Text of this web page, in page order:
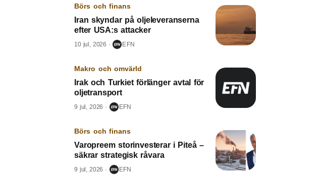
Börs och finans
Iran skyndar på oljeleveranserna
efter USA:s attacker
10 jul, 2026 EFN
Makro och omvärld
Irak och Turkiet förlänger avtal för
oljetransport
9 jul, 2026 EFN
Börs och finans
Varopreem storinvesterar i Piteå –
säkrar strategisk råvara
9 jul, 2026 EFN